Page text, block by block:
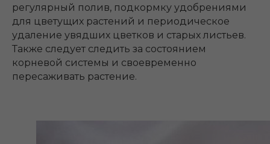
регулярный полив, подкормку удобрениями
для цветущих растений и периодическое
удаление увядших цветков и старых листьев.
Также следует следить за состоянием
корневой системы и своевременно
пересаживать растение.